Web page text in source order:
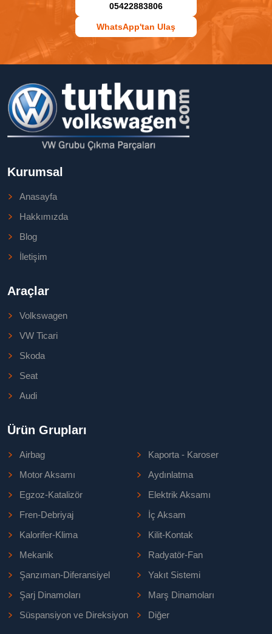
05422883806
WhatsApp'tan Ulaş
Kurumsal
Anasayfa
Hakkımızda
Blog
İletişim
Araçlar
Volkswagen
VW Ticari
Skoda
Seat
Audi
Ürün Grupları
Airbag
Kaporta - Karoser
Motor Aksamı
Aydınlatma
Egzoz-Katalizör
Elektrik Aksamı
Fren-Debriyaj
İç Aksam
Kalorifer-Klima
Kilit-Kontak
Mekanik
Radyatör-Fan
Şanzıman-Diferansiyel
Yakıt Sistemi
Şarj Dinamoları
Marş Dinamoları
Süspansiyon ve Direksiyon
Diğer